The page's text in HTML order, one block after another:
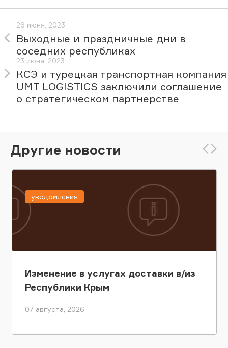
26 июня, 2023
Выходные и праздничные дни в
соседних республиках
23 июня, 2023
КСЭ и турецкая транспортная компания
UMT LOGISTICS заключили соглашение
о стратегическом партнерстве
Другие новости
Изменение в услугах доставки в/из
Республики Крым
07 августа, 2026
уведомления